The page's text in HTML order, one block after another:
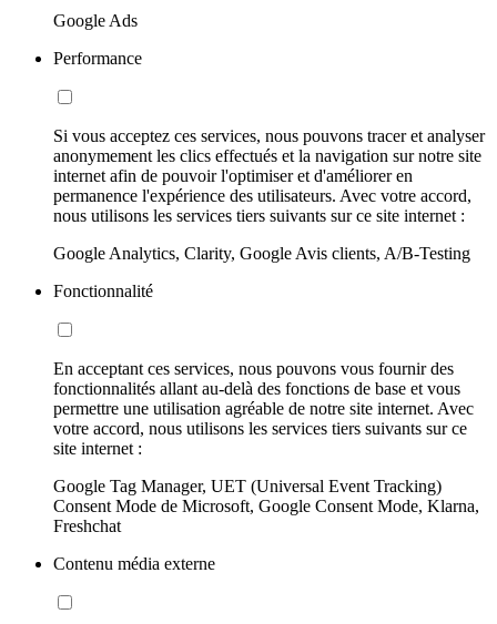
Google Ads
Performance
Si vous acceptez ces services, nous pouvons tracer et analyser
anonymement les clics effectués et la navigation sur notre site
internet afin de pouvoir l'optimiser et d'améliorer en
permanence l'expérience des utilisateurs. Avec votre accord,
nous utilisons les services tiers suivants sur ce site internet :
Google Analytics, Clarity, Google Avis clients, A/B-Testing
Fonctionnalité
En acceptant ces services, nous pouvons vous fournir des
fonctionnalités allant au-delà des fonctions de base et vous
permettre une utilisation agréable de notre site internet. Avec
votre accord, nous utilisons les services tiers suivants sur ce
site internet :
Google Tag Manager, UET (Universal Event Tracking)
Consent Mode de Microsoft, Google Consent Mode, Klarna,
Freshchat
Contenu média externe